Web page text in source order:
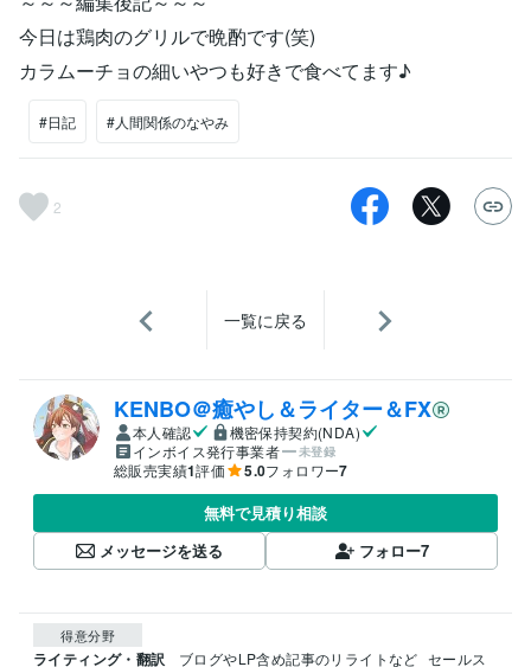
今日は鶏肉のグリルで晩酌です(笑)
カラムーチョの細いやつも好きで食べてます♪
#日記 #人間関係のなやみ
2
一覧に戻る
KENBO＠癒やし＆ライター＆FX
本人確認
機密保持契約(NDA)
インボイス発行事業者
未登録
総販売実績1評価 5.0フォロワー7
無料で見積り相談
メッセージを送る
フォロー7
得意分野
ライティング・翻訳 ブログやLP含め記事のリライトなど セールス